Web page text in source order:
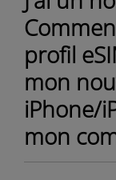
profil
mon
iPhone/
mon